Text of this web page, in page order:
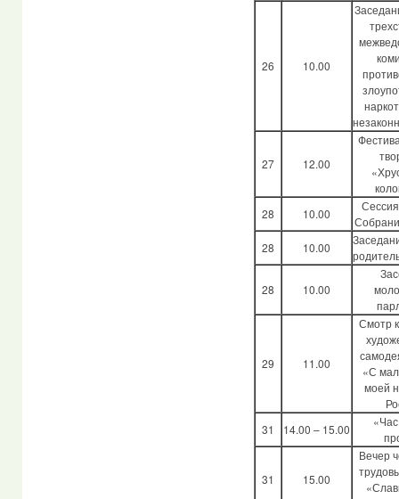
26 10.00
27 12.00
28
10.00
28
10.00
28 10.00
29 11.00
Смотр
«С
моей
31
14.00 – 15.00
31 15.00
Вечер